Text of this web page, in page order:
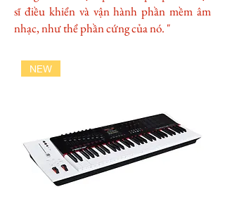
sĩ điều khiển và vận hành phần mềm âm
nhạc, như thể phần cứng của nó. "
NEW